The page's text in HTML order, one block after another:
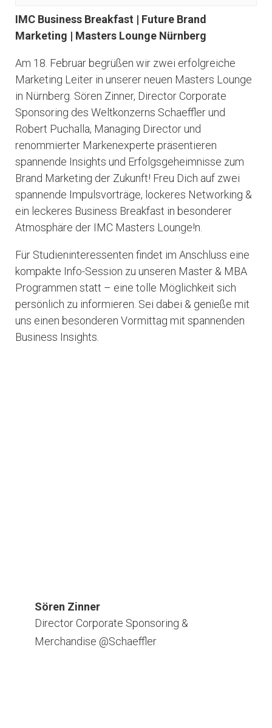
IMC Business Breakfast | Future Brand
Marketing | Masters Lounge Nürnberg
Am 18. Februar begrüßen wir zwei erfolgreiche
Marketing Leiter in unserer neuen Masters Lounge
in Nürnberg. Sören Zinner, Director Corporate
Sponsoring des Weltkonzerns Schaeffler und
Robert Puchalla, Managing Director und
renommierter Markenexperte präsentieren
spannende Insights und Erfolgsgeheimnisse zum
Brand Marketing der Zukunft! Freu Dich auf zwei
spannende Impulsvorträge, lockeres Networking &
ein leckeres Business Breakfast in besonderer
Atmosphäre der IMC Masters Lounge!n.
Für Studieninteressenten findet im Anschluss eine
kompakte Info-Session zu unseren Master & MBA
Programmen statt – eine tolle Möglichkeit sich
persönlich zu informieren. Sei dabei & genieße mit
uns einen besonderen Vormittag mit spannenden
Business Insights.
Sören Zinner
Director Corporate Sponsoring &
Merchandise @Schaeffler